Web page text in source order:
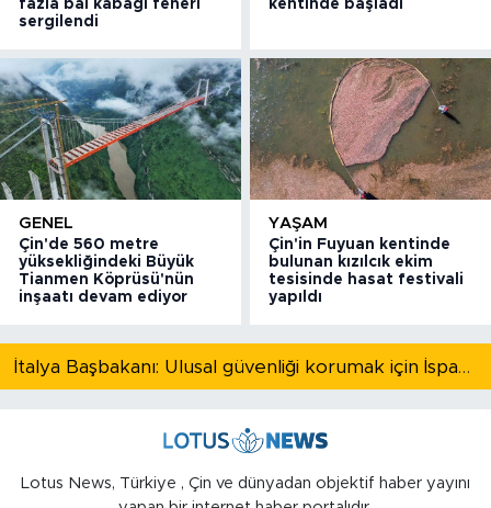
fazla bal kabağı feneri
sergilendi
kentinde başladı
GENEL
Çin'de 560 metre
yüksekliğindeki Büyük
Tianmen Köprüsü'nün
inşaatı devam ediyor
YAŞAM
Çin'in Fuyuan kentinde
bulunan kızılcık ekim
tesisinde hasat festivali
yapıldı
İtalya Başbakanı: Ulusal güvenliği korumak için İspanya ile Schengen kapsamındaki serbest dolaşımı askıya alıyoruz
Lotus News, Türkiye , Çin ve dünyadan objektif haber yayını